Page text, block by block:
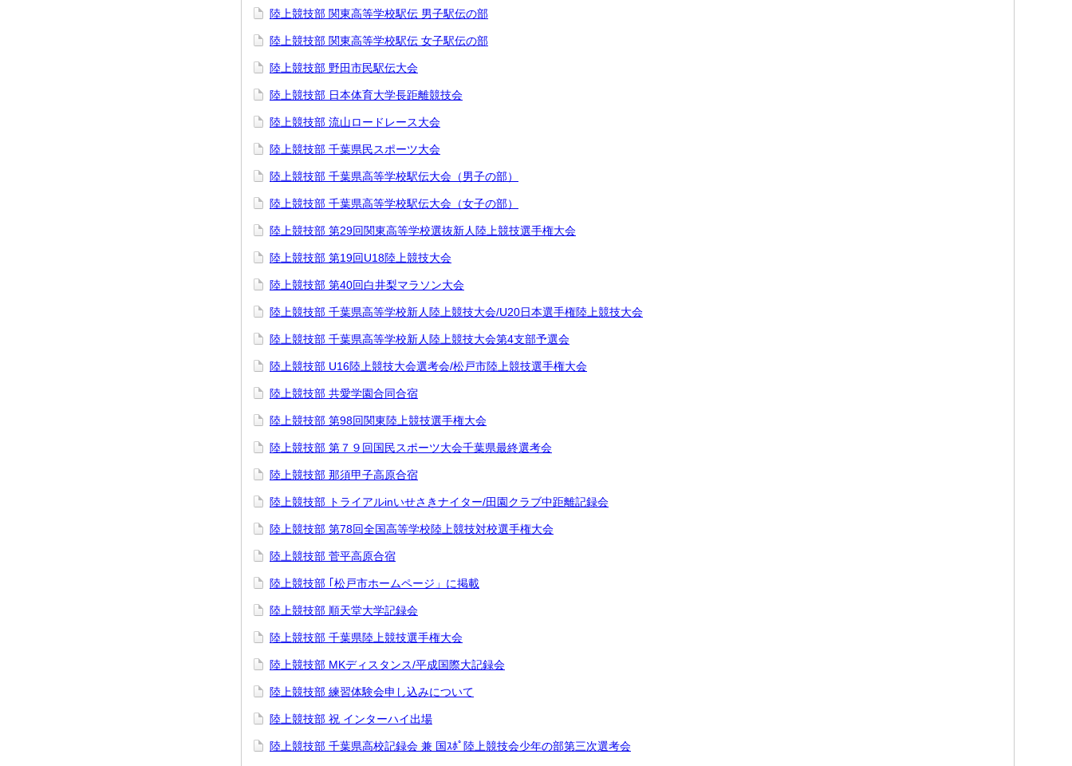
陸上競技部 関東高等学校駅伝 男子駅伝の部
陸上競技部 関東高等学校駅伝 女子駅伝の部
陸上競技部 野田市民駅伝大会
陸上競技部 日本体育大学長距離競技会
陸上競技部 流山ロードレース大会
陸上競技部 千葉県民スポーツ大会
陸上競技部 千葉県高等学校駅伝大会（男子の部）
陸上競技部 千葉県高等学校駅伝大会（女子の部）
陸上競技部 第29回関東高等学校選抜新人陸上競技選手権大会
陸上競技部 第19回U18陸上競技大会
陸上競技部 第40回白井梨マラソン大会
陸上競技部 千葉県高等学校新人陸上競技大会/U20日本選手権陸上競技大会
陸上競技部 千葉県高等学校新人陸上競技大会第4支部予選会
陸上競技部 U16陸上競技大会選考会/松戸市陸上競技選手権大会
陸上競技部 共愛学園合同合宿
陸上競技部 第98回関東陸上競技選手権大会
陸上競技部 第７９回国民スポーツ大会千葉県最終選考会
陸上競技部 那須甲子高原合宿
陸上競技部 トライアルinいせさきナイター/田園クラブ中距離記録会
陸上競技部 第78回全国高等学校陸上競技対校選手権大会
陸上競技部 菅平高原合宿
陸上競技部 ｢松戸市ホームページ」に掲載
陸上競技部 順天堂大学記録会
陸上競技部 千葉県陸上競技選手権大会
陸上競技部 MKディスタンス/平成国際大記録会
陸上競技部 練習体験会申し込みについて
陸上競技部 祝 インターハイ出場
陸上競技部 千葉県高校記録会 兼 国ｽﾎﾟ陸上競技会少年の部第三次選考会